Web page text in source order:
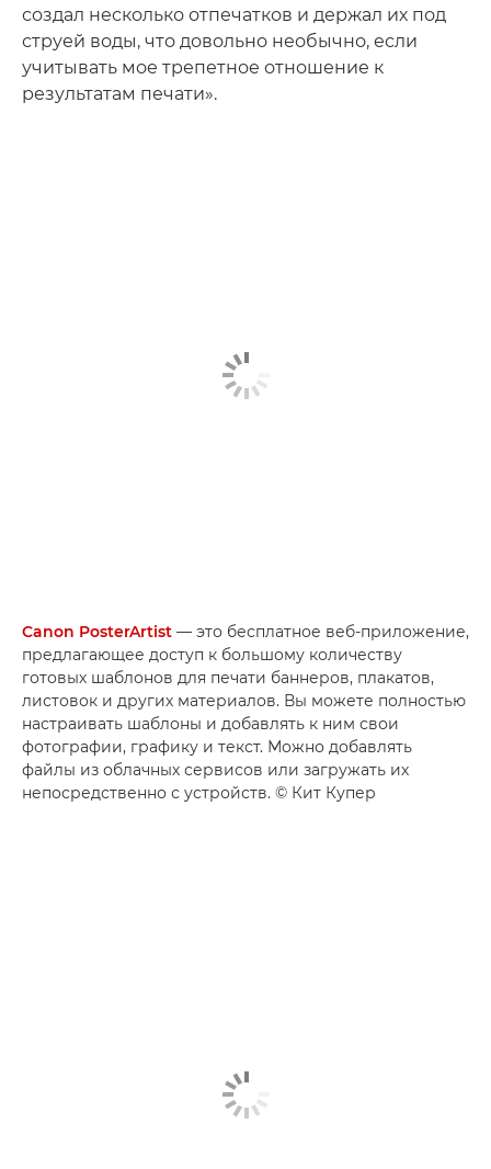
создал несколько отпечатков и держал их под
струей воды, что довольно необычно, если
учитывать мое трепетное отношение к
результатам печати».
Canon PosterArtist — это бесплатное веб-приложение,
предлагающее доступ к большому количеству
готовых шаблонов для печати баннеров, плакатов,
листовок и других материалов. Вы можете полностью
настраивать шаблоны и добавлять к ним свои
фотографии, графику и текст. Можно добавлять
файлы из облачных сервисов или загружать их
непосредственно с устройств. © Кит Купер